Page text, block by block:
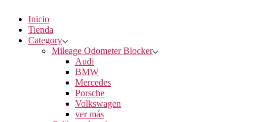
Inicio
Tienda
Category
Mileage Odometer Blocker
Audi
BMW
Mercedes
Porsche
Volkswagen
ver más